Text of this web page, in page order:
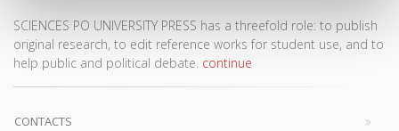
SCIENCES PO UNIVERSITY PRESS has a threefold role: to publish
original research, to edit reference works for student use, and to
help public and political debate. continue
CONTACTS